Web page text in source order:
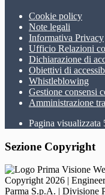
Cookie policy
Note legali
Informativa Privacy
Ufficio Relazioni
Dichiarazione di
Obiettivi di
Whistleblowing
Gestione consensi
Amministrazione
Pagina visualizzata
Sezione Copyright
Copyright 2026 |
Parma S.p.A. | Divisione